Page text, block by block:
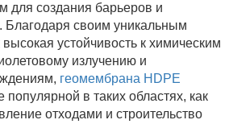
для создания барьеров и
Благодаря своим уникальным
устойчивость к химическим
излучению и
геомембрана HDPE
популярной в таких областях, как
отходами и строительство